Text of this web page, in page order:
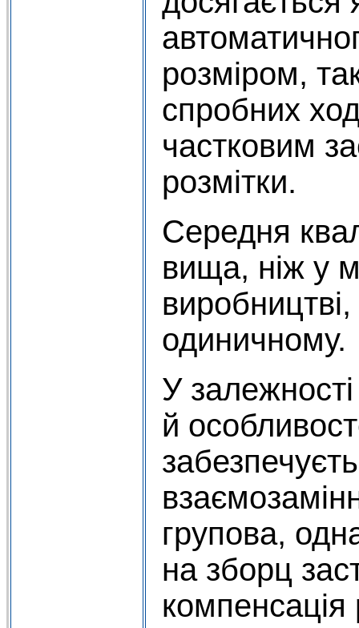
розміром,
спробних
частковим
розмітки.
Середня
вища, ніж у
одиничному.
У
й
групова,
на зборц
компенсація